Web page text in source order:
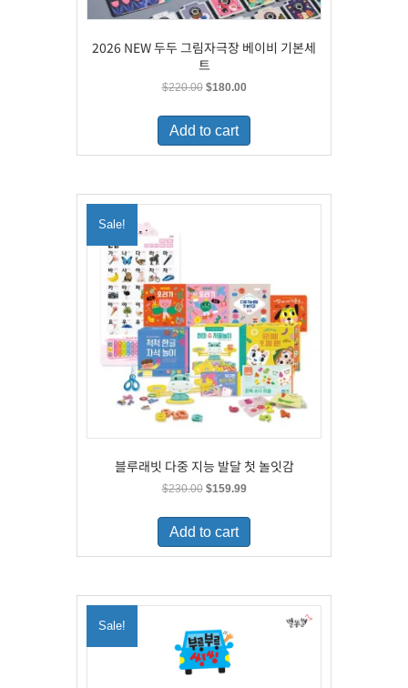
2026 NEW 두두 그림자극장 베이비 기본세
트
$220.00 Original
was:
$220.00.
$180.00Current
is:
Add to cart
Sale!
블루래빗 다중 지능 발달 첫 놀잇감
$230.00 Original
was:
$230.00.
$159.99Current
is:
Add to cart
Sale!